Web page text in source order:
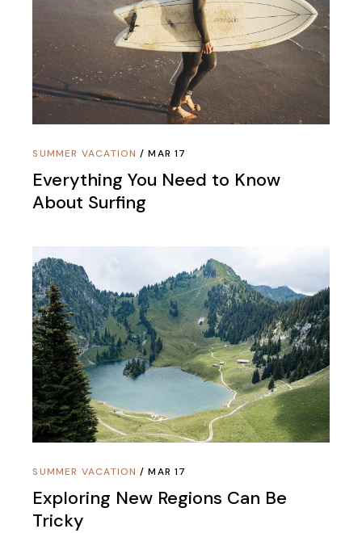
SUMMER VACATION MAR 17
Everything You Need to Know
About Surfing
SUMMER VACATION MAR 17
Exploring New Regions Can Be
Tricky